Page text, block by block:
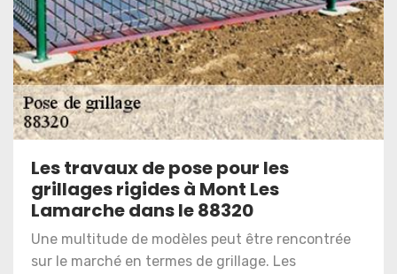
Les travaux de pose pour les
grillages rigides à Mont Les
Lamarche dans le 88320
Une multitude de modèles peut être rencontrée
sur le marché en termes de grillage. Les